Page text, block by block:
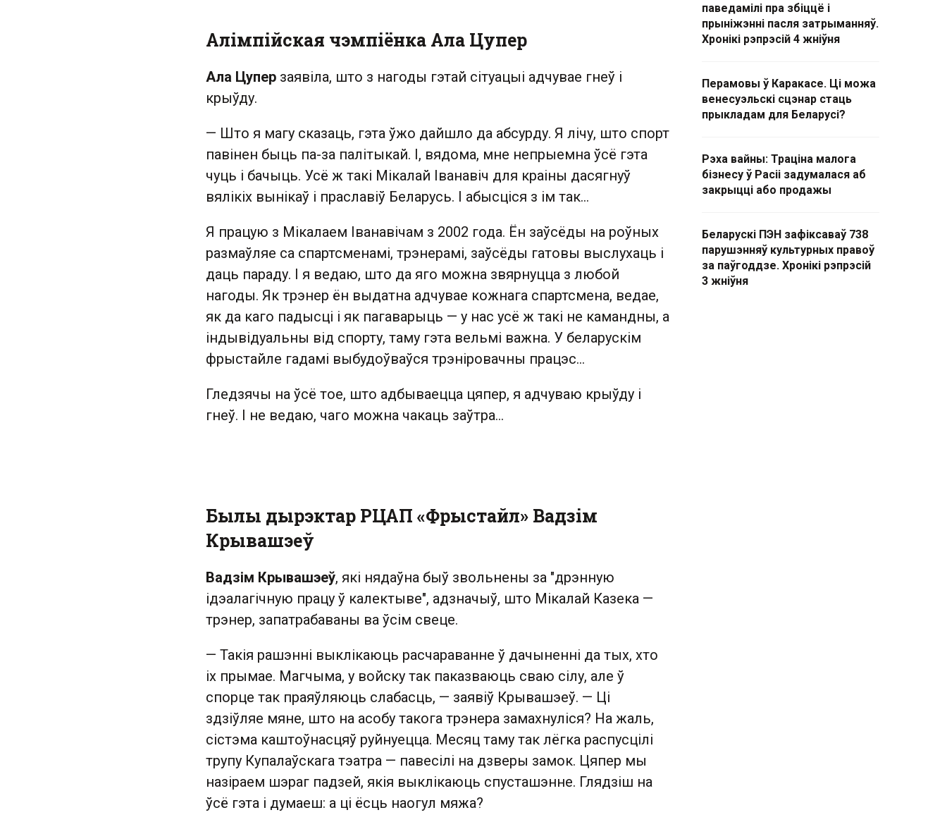
Алімпійская чэмпіёнка Ала Цупер
Ала Цупер заявіла, што з нагоды гэтай сітуацыі адчувае гнеў і
крыўду.
— Што я магу сказаць, гэта ўжо дайшло да абсурду. Я лічу, што спорт
павінен быць па-за палітыкай. І, вядома, мне непрыемна ўсё гэта
чуць і бачыць. Усё ж такі Мікалай Іванавіч для краіны дасягнуў
вялікіх вынікаў і праславіў Беларусь. І абысціся з ім так…
Я працую з Мікалаем Іванавічам з 2002 года. Ён заўсёды на роўных
размаўляе са спартсменамі, трэнерамі, заўсёды гатовы выслухаць і
даць параду. І я ведаю, што да яго можна звярнуцца з любой
нагоды. Як трэнер ён выдатна адчувае кожнага спартсмена, ведае,
як да каго падысці і як пагаварыць — у нас усё ж такі не камандны, а
індывідуальны від спорту, таму гэта вельмі важна. У беларускім
фрыстайле гадамі выбудоўваўся трэніровачны працэс…
Гледзячы на ўсё тое, што адбываецца цяпер, я адчуваю крыўду і
гнеў. І не ведаю, чаго можна чакаць заўтра…
Былы дырэктар РЦАП «Фрыстайл» Вадзім
Крывашэеў
Вадзім Крывашэеў, які нядаўна быў звольнены за "дрэнную
ідэалагічную працу ў калектыве", адзначыў, што Мікалай Казека —
трэнер, запатрабаваны ва ўсім свеце.
— Такія рашэнні выклікаюць расчараванне ў дачыненні да тых, хто
іх прымае. Магчыма, у войску так паказваюць сваю сілу, але ў
спорце так праяўляюць слабасць, — заявіў Крывашэеў. — Ці
здзіўляе мяне, што на асобу такога трэнера замахнуліся? На жаль,
сістэма каштоўнасцяў руйнуецца. Месяц таму так лёгка распусцілі
трупу Купалаўскага тэатра — павесілі на дзверы замок. Цяпер мы
назіраем шэраг падзей, якія выклікаюць спусташэнне. Глядзіш на
ўсё гэта і думаеш: а ці ёсць наогул мяжа?
паведамілі пра збіццё і
прыніжэнні пасля затрыманняў.
Хронікі рэпрэсій 4 жніўня
Перамовы ў Каракасе. Ці можа
венесуэльскі сцэнар стаць
прыкладам для Беларусі?
Рэха вайны: Траціна малога
бізнесу ў Расіі задумалася аб
закрыцці або продажы
Беларускі ПЭН зафіксаваў 738
парушэнняў культурных правоў
за паўгоддзе. Хронікі рэпрэсій
3 жніўня